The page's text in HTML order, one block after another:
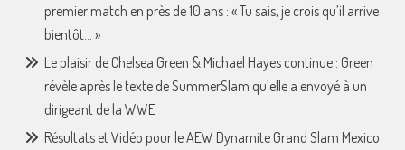
premier match en près de 10 ans : « Tu sais, je crois qu’il arrive
bientôt… »
Le plaisir de Chelsea Green & Michael Hayes continue : Green
révèle après le texte de SummerSlam qu’elle a envoyé à un
dirigeant de la WWE
Résultats et Vidéo pour le AEW Dynamite Grand Slam Mexico